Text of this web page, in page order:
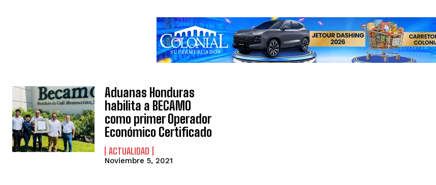
Aduanas Honduras
habilita a BECAMO
como primer Operador
Económico Certificado
ACTUALIDAD
Noviembre 5, 2021